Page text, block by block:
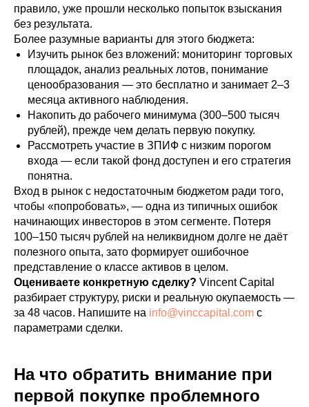
правило, уже прошли несколько попыток взыскания
без результата.
Более разумные варианты для этого бюджета:
Изучить рынок без вложений: мониторинг торговых
площадок, анализ реальных лотов, понимание
ценообразования — это бесплатно и занимает 2–3
месяца активного наблюдения.
Накопить до рабочего минимума (300–500 тысяч
рублей), прежде чем делать первую покупку.
Рассмотреть участие в ЗПИФ с низким порогом
входа — если такой фонд доступен и его стратегия
понятна.
Вход в рынок с недостаточным бюджетом ради того,
чтобы «попробовать», — одна из типичных ошибок
начинающих инвесторов в этом сегменте. Потеря
100–150 тысяч рублей на неликвидном долге не даёт
полезного опыта, зато формирует ошибочное
представление о классе активов в целом.
Оцениваете конкретную сделку? Vincent Capital
разбирает структуру, риски и реальную окупаемость —
за 48 часов. Напишите на info@vinccapital.com с
параметрами сделки.
На что обратить внимание при
первой покупке проблемного